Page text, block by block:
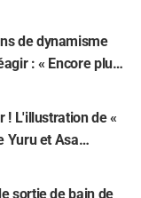
: « Choisir la
truc de
de dynamisme
: « Encore plus
! » — Une
Infini de «
No Yaiba »
fait grand bruit
L'illustration de «
Yuru et Asa
dans «
Realm » fait
sortie de bain de